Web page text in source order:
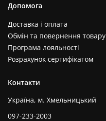
Допомога
Доставка і оплата
Обмін та повернення товару
Програма лояльності
Розрахунок сертифікатом
Контакти
Україна, м. Хмельницький
097-233-2003